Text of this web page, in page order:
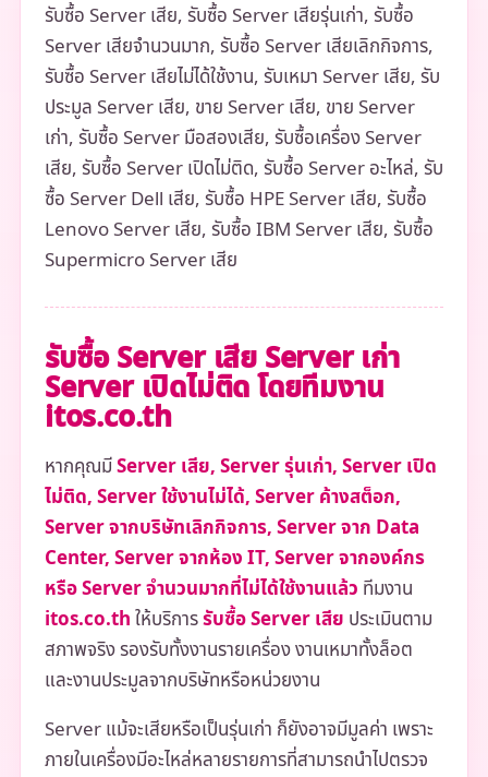
รับซื้อ Server เสีย, รับซื้อ Server เสียรุ่นเก่า, รับซื้อ
Server เสียจำนวนมาก, รับซื้อ Server เสียเลิกกิจการ,
รับซื้อ Server เสียไม่ได้ใช้งาน, รับเหมา Server เสีย, รับ
ประมูล Server เสีย, ขาย Server เสีย, ขาย Server
เก่า, รับซื้อ Server มือสองเสีย, รับซื้อเครื่อง Server
เสีย, รับซื้อ Server เปิดไม่ติด, รับซื้อ Server อะไหล่, รับ
ซื้อ Server Dell เสีย, รับซื้อ HPE Server เสีย, รับซื้อ
Lenovo Server เสีย, รับซื้อ IBM Server เสีย, รับซื้อ
Supermicro Server เสีย
รับซื้อ Server เสีย Server เก่า
Server เปิดไม่ติด โดยทีมงาน
itos.co.th
หากคุณมีServer เสีย, Server รุ่นเก่า, Server เปิด
ไม่ติด, Server ใช้งานไม่ได้, Server ค้างสต็อก,
Server จากบริษัทเลิกกิจการ, Server จาก Data
Center, Server จากห้อง IT, Server จากองค์กร
หรือ Server จำนวนมากที่ไม่ได้ใช้งานแล้ว ทีมงาน
itos.co.thให้บริการรับซื้อ Server เสีย ประเมินตาม
สภาพจริง รองรับทั้งงานรายเครื่อง งานเหมาทั้งล็อต
และงานประมูลจากบริษัทหรือหน่วยงาน
Server แม้จะเสียหรือเป็นรุ่นเก่า ก็ยังอาจมีมูลค่า เพราะ
ภายในเครื่องมีอะไหล่หลายรายการที่สามารถนำไปตรวจ